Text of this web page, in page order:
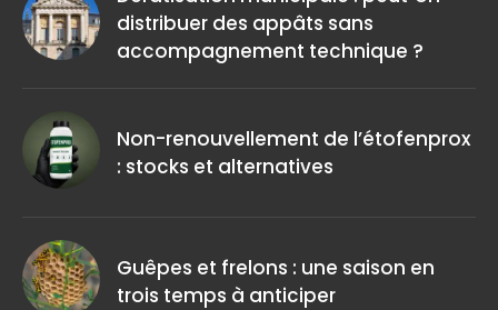
distribuer des appâts sans
accompagnement technique ?
Non-renouvellement de l’étofenprox
: stocks et alternatives
Guêpes et frelons : une saison en
trois temps à anticiper